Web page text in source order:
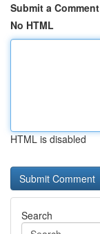
Submit a Comment
No HTML
HTML is disabled
Search